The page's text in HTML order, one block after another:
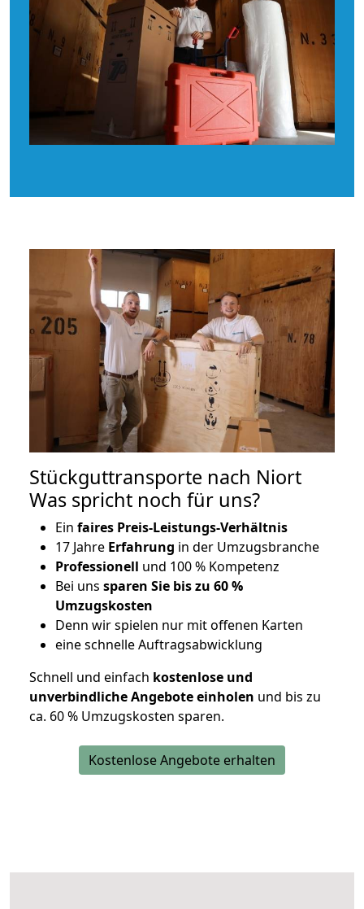
Stückguttransporte nach Niort
Was spricht noch für uns?
Ein faires Preis-Leistungs-Verhältnis
17 Jahre Erfahrung in der Umzugsbranche
Professionell und 100 % Kompetenz
Bei uns sparen Sie bis zu 60 %
Umzugskosten
Denn wir spielen nur mit offenen Karten
eine schnelle Auftragsabwicklung
Schnell und einfach kostenlose und
unverbindliche Angebote einholen und bis zu
ca. 60 % Umzugskosten sparen.
Kostenlose Angebote erhalten